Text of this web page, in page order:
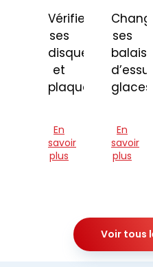
Vérifier
ses
disques
et
plaquettes
En
savoir
plus
ses
balais
glaces
En
savoir
plus
Voir tous